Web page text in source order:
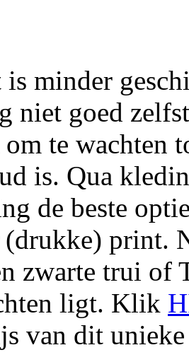
is minder
niet goed
om te wachten
is. Qua
de beste
(drukke) print.
zwarte trui of
ligt. Klik
van dit